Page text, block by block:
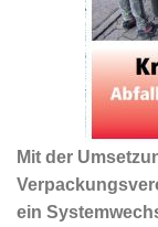
Mit der
ein